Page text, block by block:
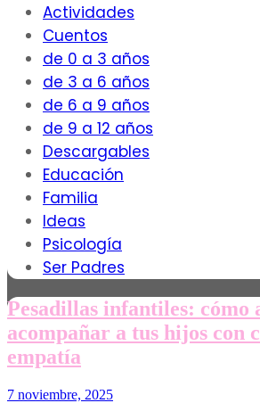
Actividades
Cuentos
de 0 a 3 años
de 3 a 6 años
de 6 a 9 años
de 9 a 12 años
Descargables
Educación
Familia
Ideas
Psicología
Ser Padres
Pesadillas infantiles: cómo
acompañar a tus hijos con
empatía
7 noviembre, 2025